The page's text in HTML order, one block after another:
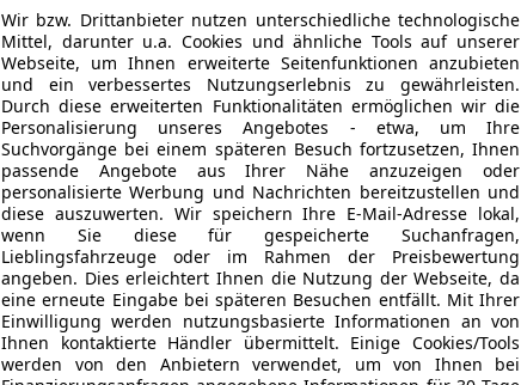
Wir bzw. Drittanbieter nutzen unterschiedliche technologische
Mittel, darunter u.a. Cookies und ähnliche Tools auf unserer
Webseite, um Ihnen erweiterte Seitenfunktionen anzubieten
und ein verbessertes Nutzungserlebnis zu gewährleisten.
Durch diese erweiterten Funktionalitäten ermöglichen wir die
Personalisierung unseres Angebotes - etwa, um Ihre
Suchvorgänge bei einem späteren Besuch fortzusetzen, Ihnen
passende Angebote aus Ihrer Nähe anzuzeigen oder
personalisierte Werbung und Nachrichten bereitzustellen und
diese auszuwerten. Wir speichern Ihre E-Mail-Adresse lokal,
wenn Sie diese für gespeicherte Suchanfragen,
Lieblingsfahrzeuge oder im Rahmen der Preisbewertung
angeben. Dies erleichtert Ihnen die Nutzung der Webseite, da
eine erneute Eingabe bei späteren Besuchen entfällt. Mit Ihrer
Einwilligung werden nutzungsbasierte Informationen an von
Ihnen kontaktierte Händler übermittelt. Einige Cookies/Tools
werden von den Anbietern verwendet, um von Ihnen bei